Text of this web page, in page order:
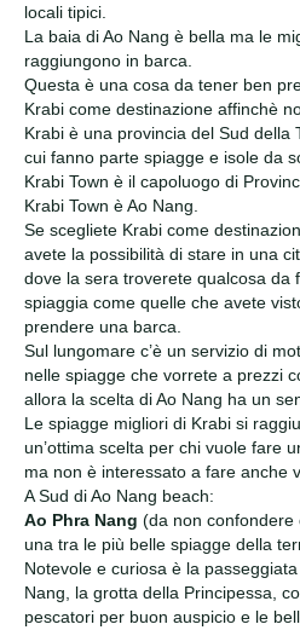
locali tipici.
La baia di Ao Nang è bella ma le
raggiungono in barca.
Questa è una cosa da tener ben
Krabi come destinazione affinchè
Krabi è una provincia del Sud della
cui fanno parte spiagge e isole da
Krabi Town è il capoluogo di
Krabi Town è Ao Nang.
Se scegliete Krabi come
avete la possibilità di stare in una
dove la sera troverete qualcosa da
spiaggia come quelle che avete
prendere una barca.
Sul lungomare c’è un servizio di
nelle spiagge che vorrete a prezzi
allora la scelta di Ao Nang ha un
Le spiagge migliori di Krabi si
un’ottima scelta per chi vuole fare
ma non è interessato a fare anche
A Sud di Ao Nang beach:
Ao Phra Nang (da non confondere
una tra le più belle spiagge della
Notevole e curiosa è la
Nang, la grotta della Principessa,
pescatori per buon auspicio e le